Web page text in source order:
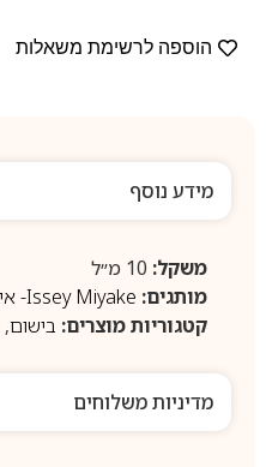
הוספה לרשימת משאלות
מידע נוסף
משקל:10 מ״ל
מותגים: Issey Miyake- איסי מיאקי
קטגוריות מוצרים: בישום,
מדיניות משלוחים